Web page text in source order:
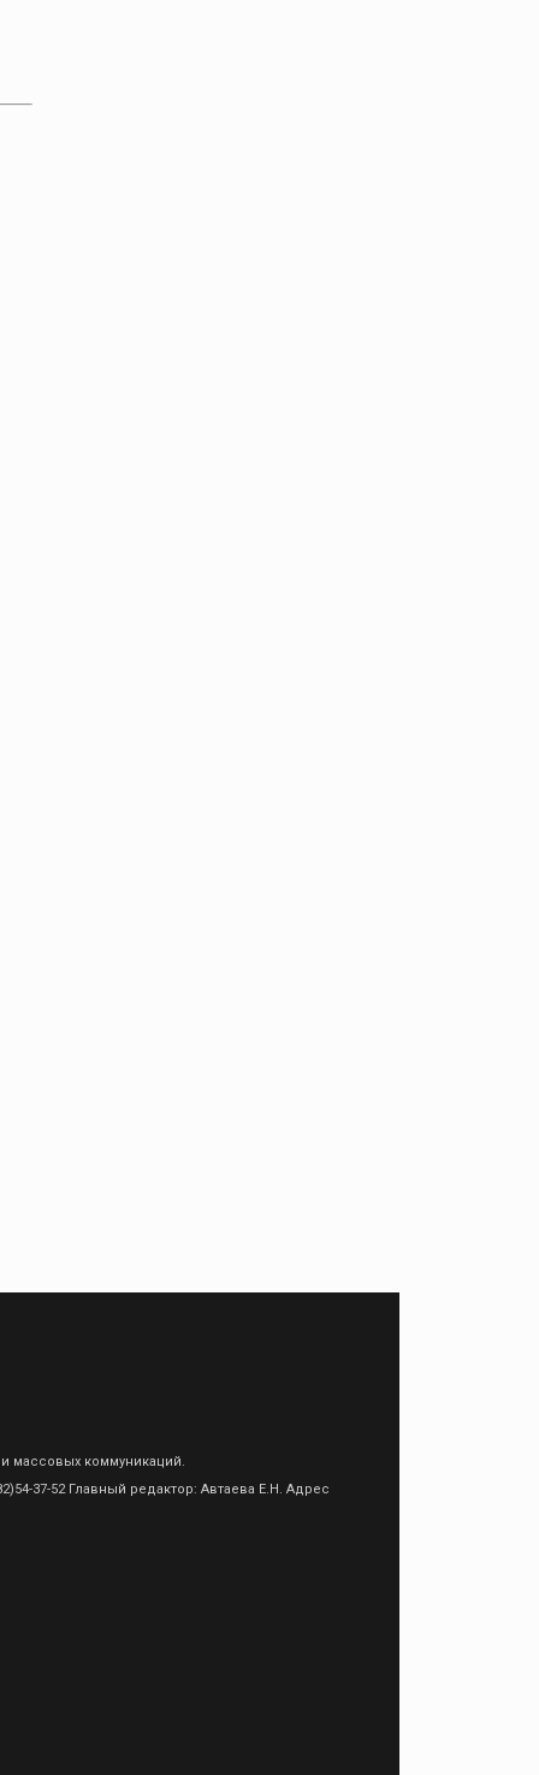
массовых коммуникаций.
37-52 Главный редактор: Автаева Е.Н. Адрес